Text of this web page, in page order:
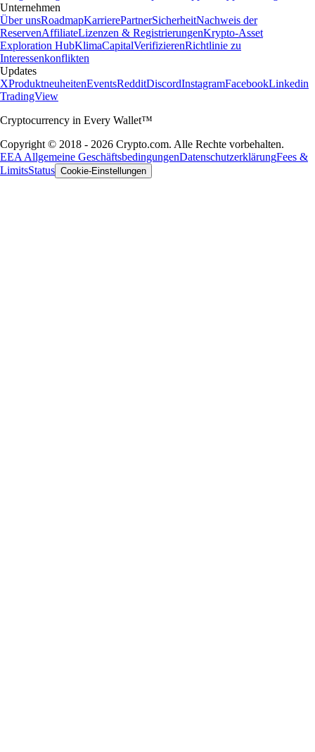
Unternehmen
Über unsRoadmapKarrierePartnerSicherheitNachweis der
ReservenAffiliateLizenzen & RegistrierungenKrypto-Asset
Exploration HubKlimaCapitalVerifizierenRichtlinie zu
Interessenkonflikten
Updates
XProduktneuheitenEventsRedditDiscordInstagramFacebookLinkedin
TradingView
Cryptocurrency in Every Wallet™
Copyright © 2018 - 2026 Crypto.com. Alle Rechte vorbehalten.
EEA Allgemeine GeschäftsbedingungenDatenschutzerklärungFees &
LimitsStatus Cookie-Einstellungen